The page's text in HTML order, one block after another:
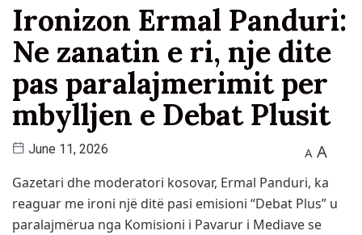
Ironizon Ermal Panduri:
Ne zanatin e ri, nje dite
pas paralajmerimit per
mbylljen e Debat Plusit
June 11, 2026 A A
Gazetari dhe moderatori kosovar, Ermal Panduri, ka
reaguar me ironi një ditë pasi emisioni “Debat Plus” u
paralajmërua nga Komisioni i Pavarur i Mediave se